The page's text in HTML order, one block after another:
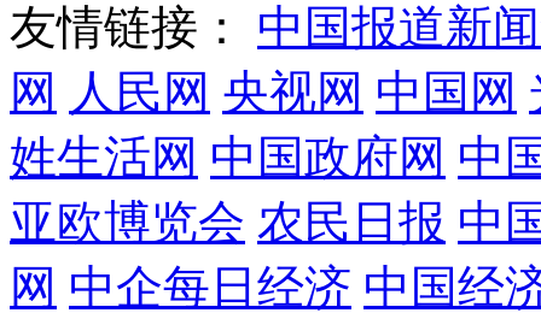
友情链接： 中国报道新
网 人民网 央视网 中国网
姓生活网 中国政府网 中
亚欧博览会 农民日报 中
网 中企每日经济 中国经